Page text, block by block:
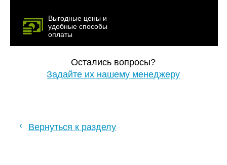
Выгодные цены и
удобные способы
оплаты
Остались вопросы?
Задайте их нашему менеджеру
‹ Вернуться к разделу